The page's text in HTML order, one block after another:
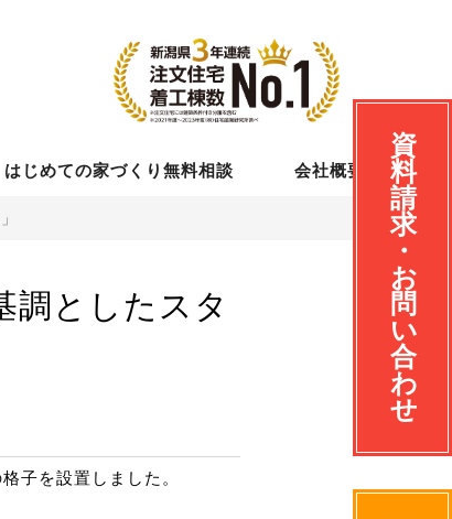
はじめての家づくり無料相談 会社概要
調としたスタ
子を設置しました。
資
料
請
求
・
お
問
い
合
わ
せ